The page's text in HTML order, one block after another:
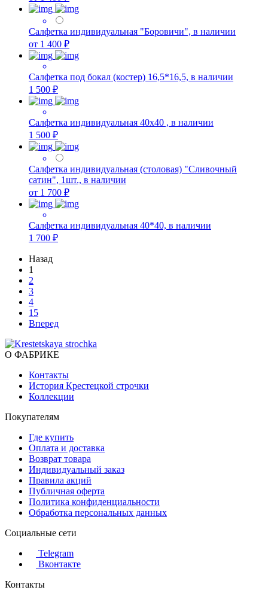
Салфетка индивидуальная "Боровичи", в наличии
от 1 400 ₽
Салфетка под бокал (костер) 16,5*16,5, в наличии
1 500 ₽
Салфетка индивидуальная 40х40 , в наличии
1 500 ₽
Салфетка индивидуальная (столовая) "Сливочный
сатин", 1шт., в наличии
от 1 700 ₽
Салфетка индивидуальная 40*40, в наличии
1 700 ₽
Назад
1
2
3
4
15
Вперед
О ФАБРИКЕ
Контакты
История Крестецкой строчки
Коллекции
Покупателям
Где купить
Оплата и доставка
Возврат товара
Индивидуальный заказ
Правила акций
Публичная оферта
Политика конфиденциальности
Обработка персональных данных
Социальные сети
Telegram
Вконтакте
Контакты